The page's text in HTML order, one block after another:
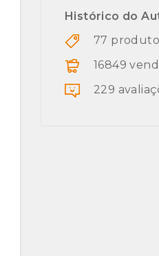
Histórico do
77
16849
229